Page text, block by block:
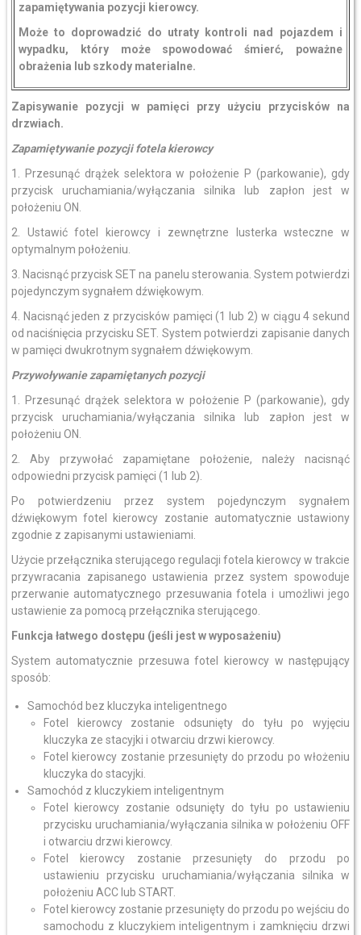
zapamiętywania pozycji kierowcy.
Może to doprowadzić do utraty kontroli nad pojazdem i
wypadku, który może spowodować śmierć, poważne
obrażenia lub szkody materialne.
Zapisywanie pozycji w pamięci przy użyciu przycisków na
drzwiach.
Zapamiętywanie pozycji fotela kierowcy
1. Przesunąć drążek selektora w położenie P (parkowanie), gdy
przycisk uruchamiania/wyłączania silnika lub zapłon jest w
położeniu ON.
2. Ustawić fotel kierowcy i zewnętrzne lusterka wsteczne w
optymalnym położeniu.
3. Nacisnąć przycisk SET na panelu sterowania. System potwierdzi
pojedynczym sygnałem dźwiękowym.
4. Nacisnąć jeden z przycisków pamięci (1 lub 2) w ciągu 4 sekund
od naciśnięcia przycisku SET. System potwierdzi zapisanie danych
w pamięci dwukrotnym sygnałem dźwiękowym.
Przywoływanie zapamiętanych pozycji
1. Przesunąć drążek selektora w położenie P (parkowanie), gdy
przycisk uruchamiania/wyłączania silnika lub zapłon jest w
położeniu ON.
2. Aby przywołać zapamiętane położenie, należy nacisnąć
odpowiedni przycisk pamięci (1 lub 2).
Po potwierdzeniu przez system pojedynczym sygnałem
dźwiękowym fotel kierowcy zostanie automatycznie ustawiony
zgodnie z zapisanymi ustawieniami.
Użycie przełącznika sterującego regulacji fotela kierowcy w trakcie
przywracania zapisanego ustawienia przez system spowoduje
przerwanie automatycznego przesuwania fotela i umożliwi jego
ustawienie za pomocą przełącznika sterującego.
Funkcja łatwego dostępu (jeśli jest w wyposażeniu)
System automatycznie przesuwa fotel kierowcy w następujący
sposób:
Samochód bez kluczyka inteligentnego
Fotel kierowcy zostanie odsunięty do tyłu po wyjęciu
kluczyka ze stacyjki i otwarciu drzwi kierowcy.
Fotel kierowcy zostanie przesunięty do przodu po włożeniu
kluczyka do stacyjki.
Samochód z kluczykiem inteligentnym
Fotel kierowcy zostanie odsunięty do tyłu po ustawieniu
przycisku uruchamiania/wyłączania silnika w położeniu OFF
i otwarciu drzwi kierowcy.
Fotel kierowcy zostanie przesunięty do przodu po
ustawieniu przycisku uruchamiania/wyłączania silnika w
położeniu ACC lub START.
Fotel kierowcy zostanie przesunięty do przodu po wejściu do
samochodu z kluczykiem inteligentnym i zamknięciu drzwi